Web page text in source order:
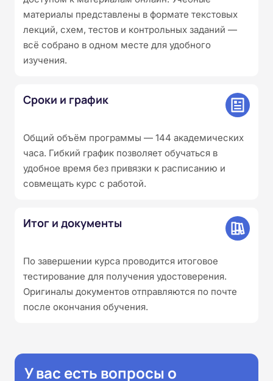
материалы представлены в формате текстовых
лекций, схем, тестов и контрольных заданий —
всё собрано в одном месте для удобного
изучения.
Сроки и график
Общий объём программы — 144 академических
часа. Гибкий график позволяет обучаться в
удобное время без привязки к расписанию и
совмещать курс с работой.
Итог и документы
По завершении курса проводится итоговое
тестирование для получения удостоверения.
Оригиналы документов отправляются по почте
после окончания обучения.
У вас есть вопросы о